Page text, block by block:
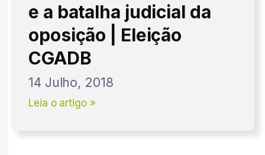
e a batalha judicial da
oposição | Eleição
CGADB
14 Julho, 2018
Leia o artigo »